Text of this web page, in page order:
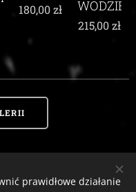
WODZIE
MAKÓW
210,00zł
222 Zawoja, woj. małopolskie
prawidłowe działanie